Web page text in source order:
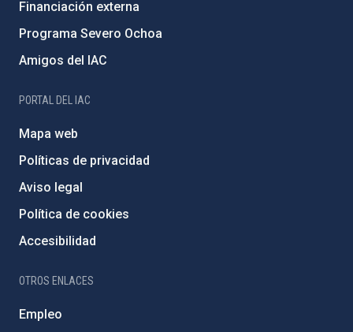
Financiación externa
Programa Severo Ochoa
Amigos del IAC
PORTAL DEL IAC
Mapa web
Políticas de privacidad
Aviso legal
Política de cookies
Accesibilidad
OTROS ENLACES
Empleo